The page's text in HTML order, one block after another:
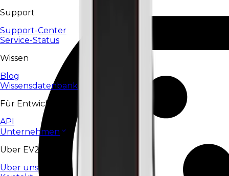
Support
Support-Center
Service-Status
Wissen
Blog
Wissensdatenbank
Für Entwickler
API
Unternehmen
Über EV24
Über uns